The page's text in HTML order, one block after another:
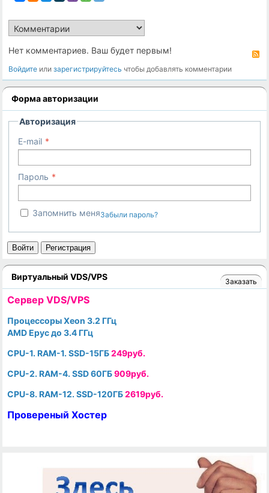
Нет комментариев. Ваш будет первым!
Войдите илизарегистрируйтесь чтобы добавлять комментарии
Форма авторизации
Авторизация
E-mail
Пароль
Запомнить меняЗабыли пароль?
Войти Регистрация
Виртуальный VDS/VPS Заказать
Cервер VDS/VPS
Процессоры Xeon 3.2 ГГц
AMD Epyc до 3.4 ГГц
CPU-1. RAM-1. SSD-15ГБ249руб.
CPU-2. RAM-4. SSD 60ГБ909руб.
CPU-8. RAM-12. SSD-120ГБ2619руб.
Провереный Хостер